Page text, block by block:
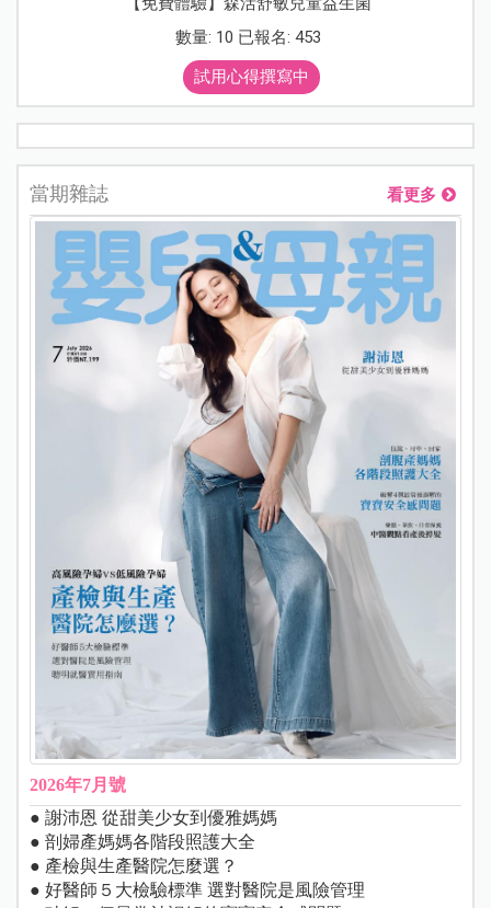
數量: 10 已報名: 453
試用心得撰寫中
當期雜誌 看更多
2026年7月號
● 謝沛恩 從甜美少女到優雅媽媽
● 剖婦產媽媽各階段照護大全
● 產檢與生產醫院怎麼選？
● 好醫師５大檢驗標準 選對醫院是風險管理